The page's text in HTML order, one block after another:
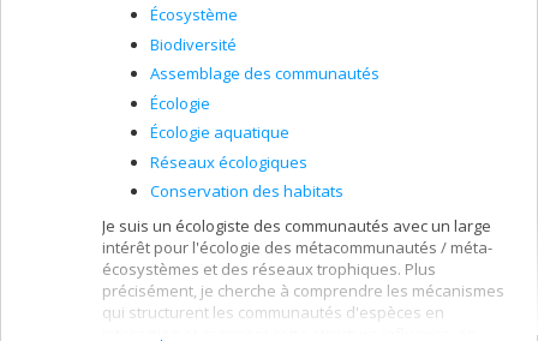
Écosystème
Biodiversité
Assemblage des communautés
Écologie
Écologie aquatique
Réseaux écologiques
Conservation des habitats
Je suis un écologiste des communautés avec un large
intérêt pour l'écologie des métacommunautés / méta-
écosystèmes et des réseaux trophiques. Plus
précisément, je cherche à comprendre les mécanismes
qui structurent les communautés d'espèces en